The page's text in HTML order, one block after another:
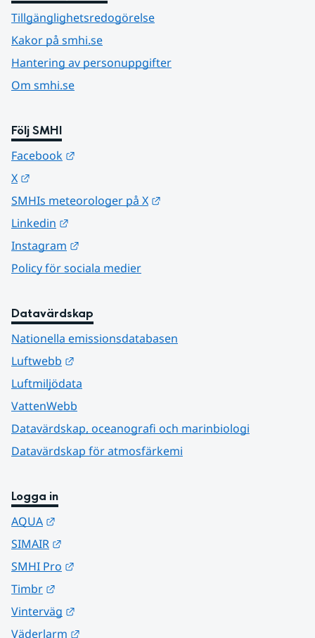
Tillgänglighetsredogörelse
Kakor på smhi.se
Hantering av personuppgifter
Om smhi.se
Följ SMHI
Facebook
X
SMHIs meteorologer på X
Linkedin
Instagram
Policy för sociala medier
Datavärdskap
Nationella emissionsdatabasen
Luftwebb
Luftmiljödata
VattenWebb
Datavärdskap, oceanografi och marinbiologi
Datavärdskap för atmosfärkemi
Logga in
AQUA
SIMAIR
SMHI Pro
Timbr
Vinterväg
Väderlarm